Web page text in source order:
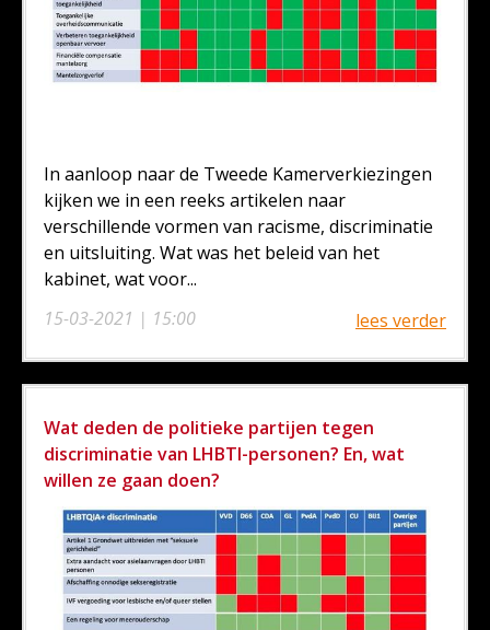
15-03-2021 | 15:00
In aanloop naar de Tweede Kamerverkiezingen
kijken we in een reeks artikelen naar
verschillende vormen van racisme, discriminatie
en uitsluiting. Wat was het beleid van het
kabinet, wat voor...
lees verder
Wat deden de politieke partijen tegen
discriminatie van LHBTI-personen? En, wat
willen ze gaan doen?